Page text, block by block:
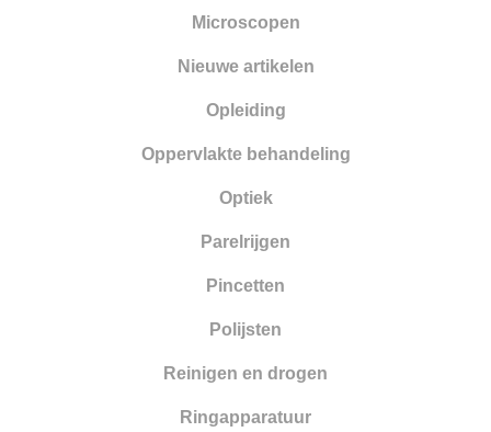
Walsen en draadtrekgereedschap
Werkbanken en toebehoren
Microscopen
Nieuwe artikelen
Opleiding
Oppervlakte behandeling
Optiek
Parelrijgen
Pincetten
Polijsten
Reinigen en drogen
Ringapparatuur